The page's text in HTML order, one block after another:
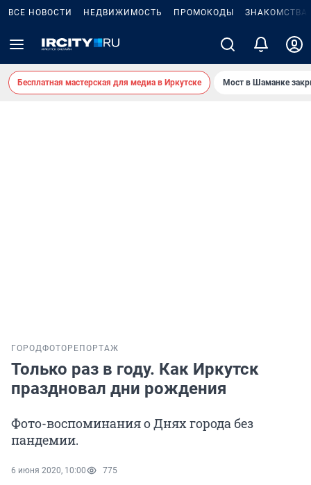
ВСЕ НОВОСТИ НЕДВИЖИМОСТЬ ПРОМОКОДЫ ЗНАКОМСТВА
Бесплатная мастерская для медиа в Иркутске Мост в Шаманке
ГОРОДФОТОРЕПОРТАЖ
Только раз в году. Как Иркутск
праздновал дни рождения
Фото-воспоминания о Днях города без
пандемии.
6 июня 2020, 10:00 775